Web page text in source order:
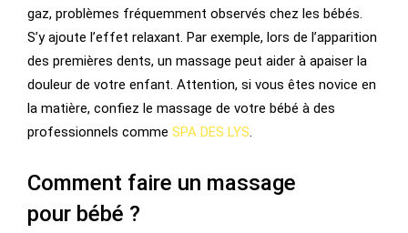
gaz, problèmes fréquemment observés chez les bébés.
S’y ajoute l’effet relaxant. Par exemple, lors de l’apparition
des premières dents, un massage peut aider à apaiser la
douleur de votre enfant. Attention, si vous êtes novice en
la matière, confiez le massage de votre bébé à des
professionnels comme SPA DES LYS.
Comment faire un massage
pour bébé ?